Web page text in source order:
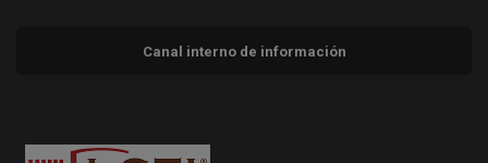
Canal interno de información